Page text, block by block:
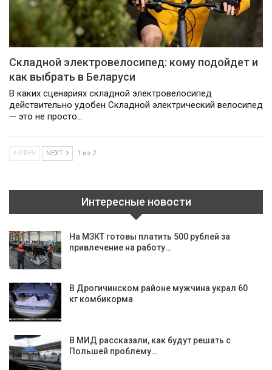
Складной электровелосипед: кому подойдет и
как выбрать в Беларуси
В каких сценариях складной электровелосипед
действительно удобен Складной электрический велосипед
— это не просто…
PREV NEXT 1 из 2
Интересные новости
На МЗКТ готовы платить 500 рублей за
привлечение на работу…
В Дрогичинском районе мужчина украл 60
кг комбикорма
В МИД рассказали, как будут решать с
Польшей проблему…